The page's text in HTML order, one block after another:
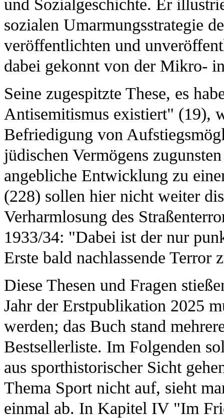
und Sozialgeschichte. Er
sozialen Umarmungsstrategie
veröffentlichten und
dabei gekonnt von der Mikro-
Seine zugespitzte These, es
Antisemitismus existiert" (19),
Befriedigung von
jüdischen Vermögens
angebliche Entwicklung zu
(228) sollen hier nicht weiter
Verharmlosung des
1933/34: "Dabei ist der nur
Erste bald nachlassende Terror
Diese Thesen und Fragen
Jahr der Erstpublikation 2025
werden; das Buch stand
Bestsellerliste. Im Folgenden
aus sporthistorischer Sicht
Thema Sport nicht auf, sieht
einmal ab. In Kapitel IV "Im